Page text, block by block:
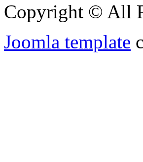
Copyright © All
Joomla template